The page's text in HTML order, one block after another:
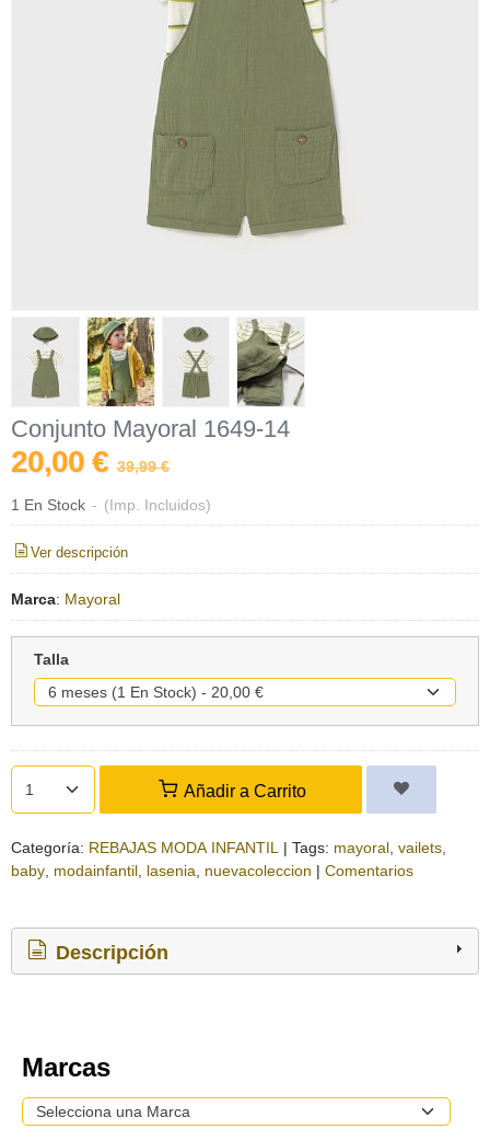
Conjunto Mayoral 1649-14
20,00 € 39,99 €
1 En Stock - (Imp. Incluidos)
Ver descripción
Marca: Mayoral
Talla
Añadir a Carrito
Categoría: REBAJAS MODA INFANTIL | Tags: mayoral vailets
baby modainfantil lasenia nuevacoleccion | Comentarios
Descripción
Marcas